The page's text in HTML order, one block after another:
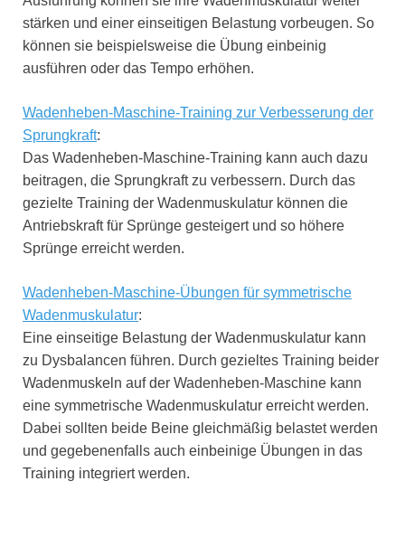
stärken und einer einseitigen Belastung vorbeugen. So
können sie beispielsweise die Übung einbeinig
ausführen oder das Tempo erhöhen.
Wadenheben-Maschine-Training zur Verbesserung der
Sprungkraft:
Das Wadenheben-Maschine-Training kann auch dazu
beitragen, die Sprungkraft zu verbessern. Durch das
gezielte Training der Wadenmuskulatur können die
Antriebskraft für Sprünge gesteigert und so höhere
Sprünge erreicht werden.
Wadenheben-Maschine-Übungen für symmetrische
Wadenmuskulatur:
Eine einseitige Belastung der Wadenmuskulatur kann
zu Dysbalancen führen. Durch gezieltes Training beider
Wadenmuskeln auf der Wadenheben-Maschine kann
eine symmetrische Wadenmuskulatur erreicht werden.
Dabei sollten beide Beine gleichmäßig belastet werden
und gegebenenfalls auch einbeinige Übungen in das
Training integriert werden.